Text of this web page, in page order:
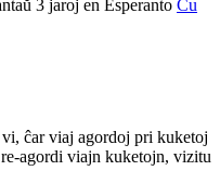
3 jaroj en Esperanto Ĉu
ĉar viaj agordoj pri kuketoj
agordi viajn kuketojn, vizitu